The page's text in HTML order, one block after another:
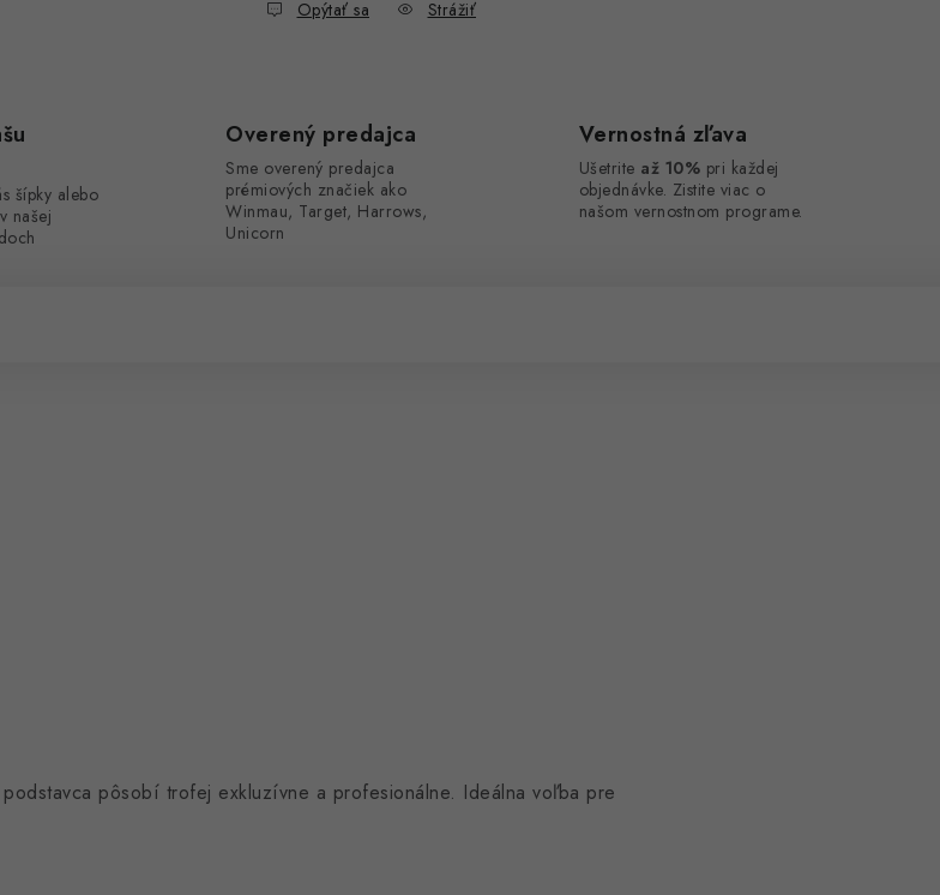
Opýtať sa Strážiť
šípky alebo
našej
Overený predajca
Sme overený predajca
prémiových značiek ako
Winmau, Target, Harrows,
Unicorn
Vernostná zľava
Ušetrite až 10% pri každej
objednávke. Zistite viac o
našom vernostnom programe.
pôsobí trofej exkluzívne a profesionálne. Ideálna voľba pre